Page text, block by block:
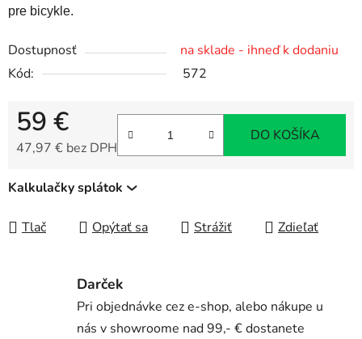
pre bicykle.
Dostupnosť
na sklade - ihneď k dodaniu
Kód:
572
59 €
47,97 € bez DPH
DO KOŠÍKA
Kalkulačky splátok
Tlač Opýtať sa Strážiť Zdieľať
Darček
Pri objednávke cez e-shop, alebo nákupe u
nás v showroome nad 99,- € dostanete